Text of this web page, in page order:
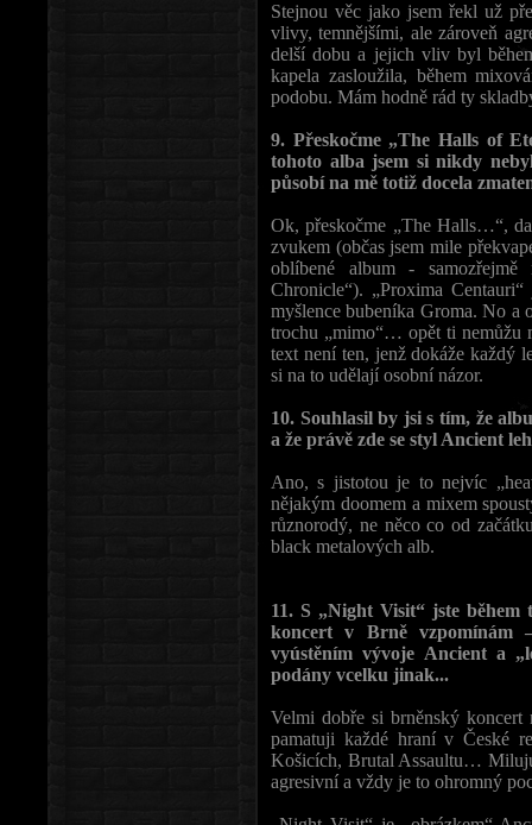
Stejnou věc jako jsem řekl už
vlivy, temnějšími, ale zároveň
delší dobu a jejich vliv byl
kapela zasloužila, během
podobu. Mám hodně rád ty
9. Přeskočme „The Halls of
tohoto alba jsem si nikdy
působí na mě totiž docela
Ok, přeskočme „The Halls…“,
zvukem (občas jsem mile
oblíbené album -
Chronicle“). „Proxima
myšlence bubeníka Groma. No a
trochu „mimo“… opět ti nemůžu
text není ten, jenž dokáže každý
si na to udělají osobní názor.
10. Souhlasil by jsi s tím, že
a že právě zde se styl Ancient
Ano, s jistotou je to nejvíc
nějakým doomem a mixem
různorodý, ne něco co od
black metalových alb.
11. S „Night Visit“ jste
koncert v Brně vzpomínám
vyústěním vývoje Ancient a
podány vcelku jinak...
Velmi dobře si brněnský
pamatuji každé hraní v České
Košicích, Brutal Assaultu…
agresivní a vždy je to ohromný